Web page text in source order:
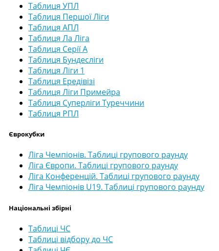
Таблиця УПЛ
Таблиця Першої Ліги
Таблиця АПЛ
Таблиця Ла Ліга
Таблиця Серії А
Таблиця Бундесліги
Таблиця Ліги 1
Таблиця Ередівізі
Таблиця Ліги Примейра
Таблиця Суперліги Туреччини
Таблиця РПЛ
Єврокубки
Ліга Чемпіонів. Таблиці групового раунду
Ліга Європи. Таблиці групового раунду
Ліга Конференцій. Таблиці групового раунду
Ліга Чемпіонів U19. Таблиці групового раунду
Національні збірні
Таблиці ЧС
Таблиці відбору до ЧС